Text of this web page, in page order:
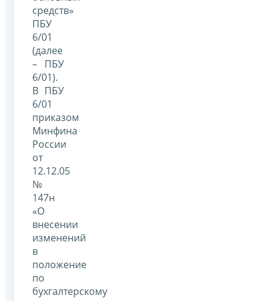
средств»
ПБУ
6/01
(далее
– ПБУ
6/01).
В ПБУ
6/01
приказом
Минфина
России
от
12.12.05
№
147н
«О
внесении
изменений
в
положение
по
бухгалтерскому